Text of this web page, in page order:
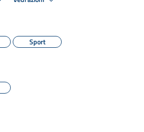
Sport